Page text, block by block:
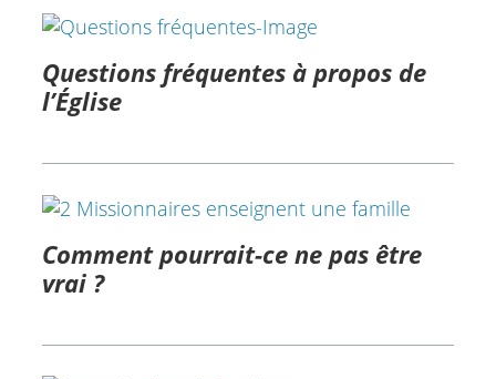
Questions fréquentes à propos de
l’Église
Comment pourrait-ce ne pas être
vrai ?